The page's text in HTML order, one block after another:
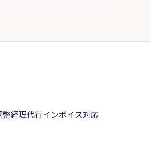
整経理代行インボイス対応